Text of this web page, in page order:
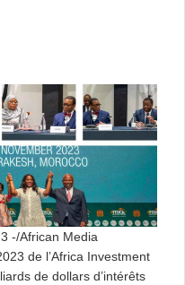
-/African Media
de l’Africa Investment
de dollars d’intérêts